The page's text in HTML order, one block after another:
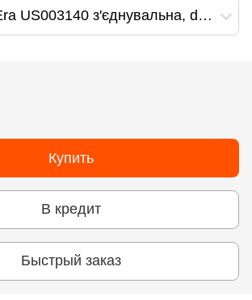
Муфта ПВХ Era US003140 з'єднувальна, d140 мм
Купить
В кредит
Быстрый заказ